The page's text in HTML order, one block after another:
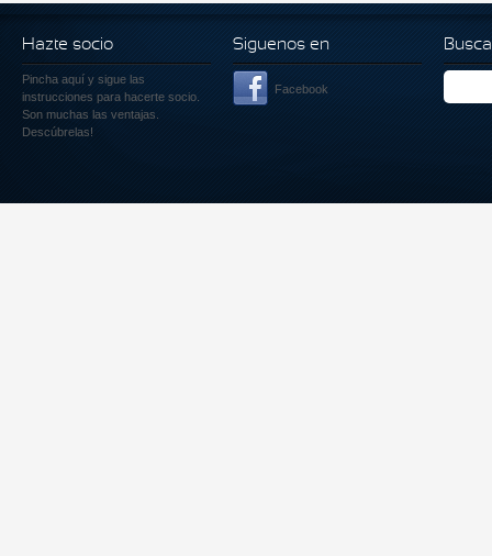
Hazte socio
Pincha aquí y sigue las
instrucciones para hacerte socio.
Son muchas las ventajas.
Descúbrelas!
Siguenos en
Facebook